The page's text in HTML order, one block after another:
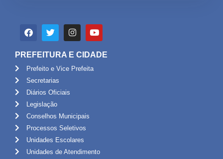
PREFEITURA E CIDADE
Prefeito e Vice Prefeita
Secretarias
Diários Oficiais
Legislação
Conselhos Municipais
Processos Seletivos
Unidades Escolares
Unidades de Atendimento